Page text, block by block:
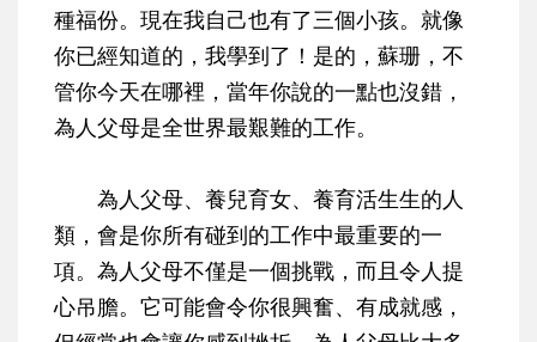
種福份。現在我自己也有了三個小孩。就像
你已經知道的，我學到了！是的，蘇珊，不
管你今天在哪裡，當年你說的一點也沒錯，
為人父母是全世界最艱難的工作。
為人父母、養兒育女、養育活生生的人
類，會是你所有碰到的工作中最重要的一
項。為人父母不僅是一個挑戰，而且令人提
心吊膽。它可能會令你很興奮、有成就感，